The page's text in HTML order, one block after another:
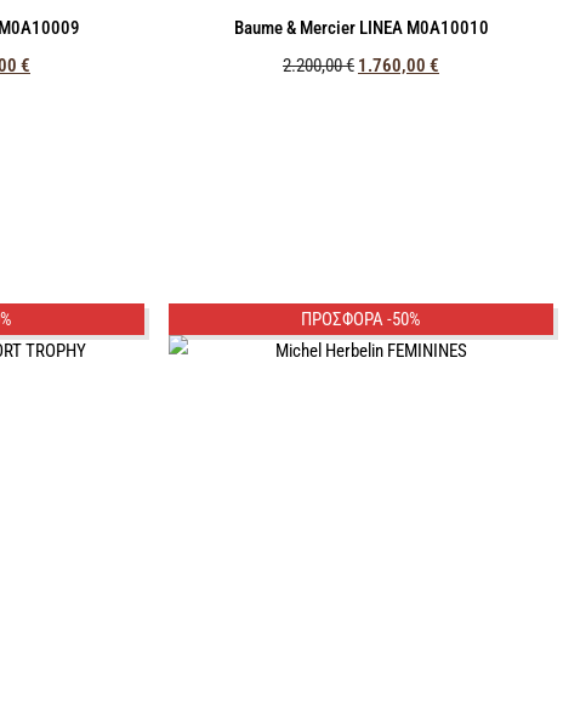
€
Baume & Mercier LINEA M0A10010
2.200,00€ 1.760,00 €
ΠΡΟΣΦΟΡΑ -50%